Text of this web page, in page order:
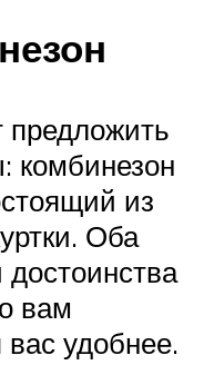
предложить
комбинезон
из
Оба
вам
удобнее.